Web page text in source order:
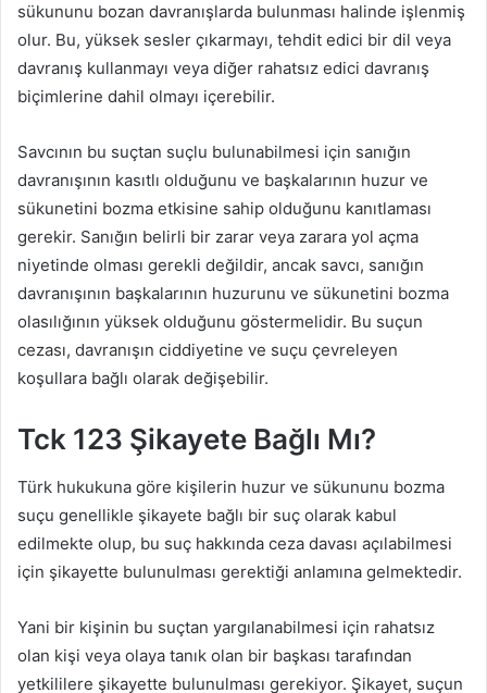
sükununu bozan davranışlarda bulunması halinde işlenmiş
olur. Bu, yüksek sesler çıkarmayı, tehdit edici bir dil veya
davranış kullanmayı veya diğer rahatsız edici davranış
biçimlerine dahil olmayı içerebilir.
Savcının bu suçtan suçlu bulunabilmesi için sanığın
davranışının kasıtlı olduğunu ve başkalarının huzur ve
sükunetini bozma etkisine sahip olduğunu kanıtlaması
gerekir. Sanığın belirli bir zarar veya zarara yol açma
niyetinde olması gerekli değildir, ancak savcı, sanığın
davranışının başkalarının huzurunu ve sükunetini bozma
olasılığının yüksek olduğunu göstermelidir. Bu suçun
cezası, davranışın ciddiyetine ve suçu çevreleyen
koşullara bağlı olarak değişebilir.
Tck 123 Şikayete Bağlı Mı?
Türk hukukuna göre kişilerin huzur ve sükununu bozma
suçu genellikle şikayete bağlı bir suç olarak kabul
edilmekte olup, bu suç hakkında ceza davası açılabilmesi
için şikayette bulunulması gerektiği anlamına gelmektedir.
Yani bir kişinin bu suçtan yargılanabilmesi için rahatsız
olan kişi veya olaya tanık olan bir başkası tarafından
yetkililere şikayette bulunulması gerekiyor. Şikayet, suçun